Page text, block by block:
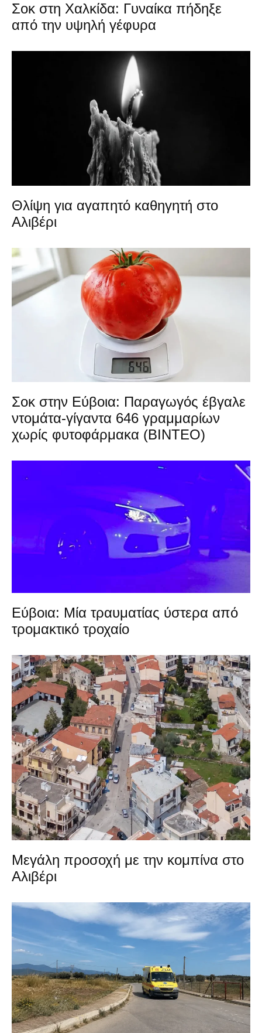
Σοκ στη Χαλκίδα: Γυναίκα πήδηξε
από την υψηλή γέφυρα
Θλίψη για αγαπητό καθηγητή στο
Αλιβέρι
Σοκ στην Εύβοια: Παραγωγός έβγαλε
ντομάτα-γίγαντα 646 γραμμαρίων
χωρίς φυτοφάρμακα (ΒΙΝΤΕΟ)
Εύβοια: Μία τραυματίας ύστερα από
τρομακτικό τροχαίο
Μεγάλη προσοχή με την κομπίνα στο
Αλιβέρι